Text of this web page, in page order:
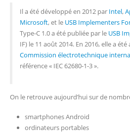
Il a été développé en 2012 par Intel,
Microsoft, et le USB Implementers
Type-C 1.0 a été publiée par le USB
IF) le 11 août 2014. En 2016, elle a
Commission électrotechnique
référence « IEC 62680-1-3 ».
On le retrouve aujourd’hui sur de
smartphones Android
ordinateurs portables